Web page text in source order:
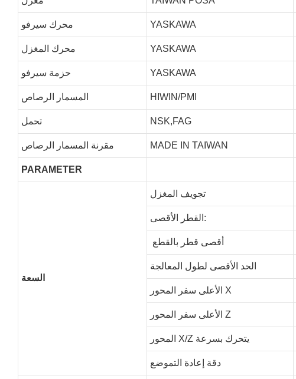
محرك سيرفو YASKAWA
محرك المغزل YASKAWA
حزمة سيرفو YASKAWA
المسمار الرصاص HIWIN/PMI
تحمل NSK,FAG
مقرنة المسمار الرصاص MADE IN TAIWAN
PARAMETER
السعة
تجويف المغزل
القطر الأقصى:
أقصى قطر بالقطع
الحد الأقصى لطول المعالجة
الأعلى سفر المحور X
الأعلى سفر المحور Z
المحور X/Z يتحرك بسرعة
دقة إعادة التموضع